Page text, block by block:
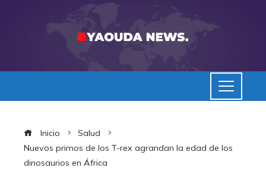
Inicio
Salud
Nuevos primos de los T-rex agrandan la edad de los
dinosaurios en África